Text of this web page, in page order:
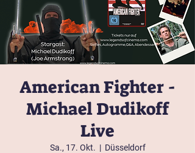
American Fighter -
Michael Dudikoff
Live
Sa., 17. Okt.
  |
Düsseldorf